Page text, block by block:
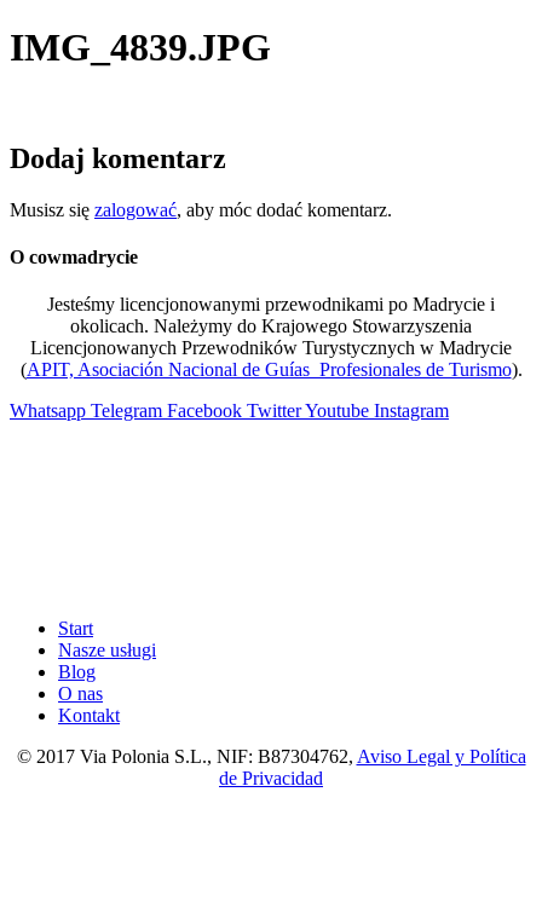
IMG_4839.JPG
Dodaj komentarz
Musisz się zalogować, aby móc dodać komentarz.
O cowmadrycie
Jesteśmy licencjonowanymi przewodnikami po Madrycie i
okolicach. Należymy do Krajowego Stowarzyszenia
Licencjonowanych Przewodników Turystycznych w Madrycie
(APIT, Asociación Nacional de Guías Profesionales de Turismo).
Whatsapp Telegram Facebook TwitterYoutube Instagram
Start
Nasze usługi
Blog
O nas
Kontakt
© 2017 Via Polonia S.L., NIF: B87304762, Aviso Legal y Política
de Privacidad